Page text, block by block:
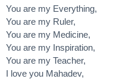
You are my Everything,
You are my Ruler,
You are my Medicine,
You are my Inspiration,
You are my Teacher,
I love you Mahadev,